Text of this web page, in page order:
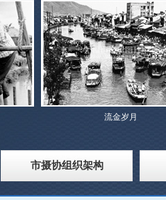
流金岁月
市摄协组织架构